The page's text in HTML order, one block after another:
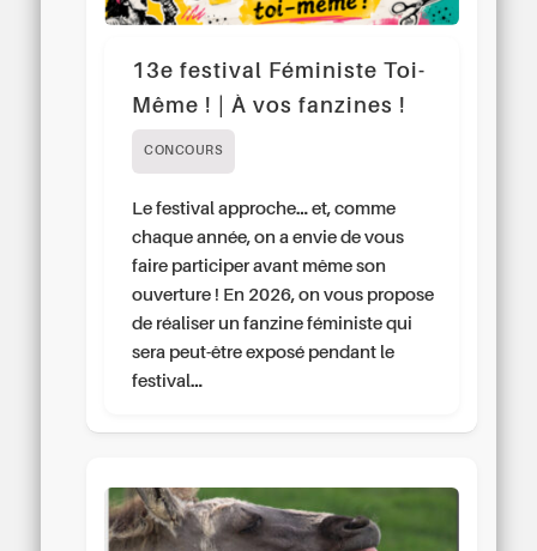
13e festival Féministe Toi-
Même ! | À vos fanzines !
CONCOURS
Le festival approche… et, comme
chaque année, on a envie de vous
faire participer avant même son
ouverture ! En 2026, on vous propose
de réaliser un fanzine féministe qui
sera peut-être exposé pendant le
festival…